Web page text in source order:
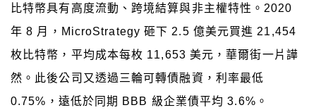
比特幣具有高度流動、跨境結算與非主權特性。2020
年 8 月，MicroStrategy 砸下 2.5 億美元買進 21,454
枚比特幣，平均成本每枚 11,653 美元，華爾街一片譁
然。此後公司又透過三輪可轉債融資，利率最低
0.75%，遠低於同期 BBB 級企業債平均 3.6%。